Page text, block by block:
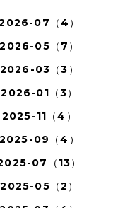
07（4）
2026-05（7）
2026-03（3）
2026-01（3）
2025-11（4）
2025-09（4）
07（13）
2025-05（2）